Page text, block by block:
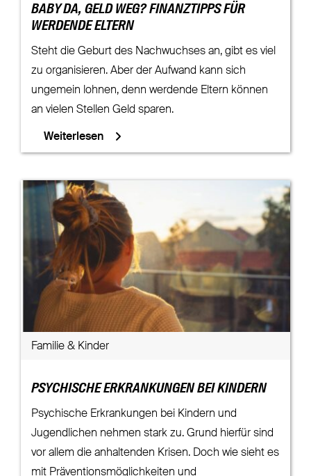
BABY DA, GELD WEG? FINANZTIPPS FÜR
WERDENDE ELTERN
Steht die Geburt des Nachwuchses an, gibt es viel
zu organisieren. Aber der Aufwand kann sich
ungemein lohnen, denn werdende Eltern können
an vielen Stellen Geld sparen.
Weiterlesen
Familie & Kinder
PSYCHISCHE ERKRANKUNGEN BEI KINDERN
Psychische Erkrankungen bei Kindern und
Jugendlichen nehmen stark zu. Grund hierfür sind
vor allem die anhaltenden Krisen. Doch wie sieht es
mit Präventionsmöglichkeiten und